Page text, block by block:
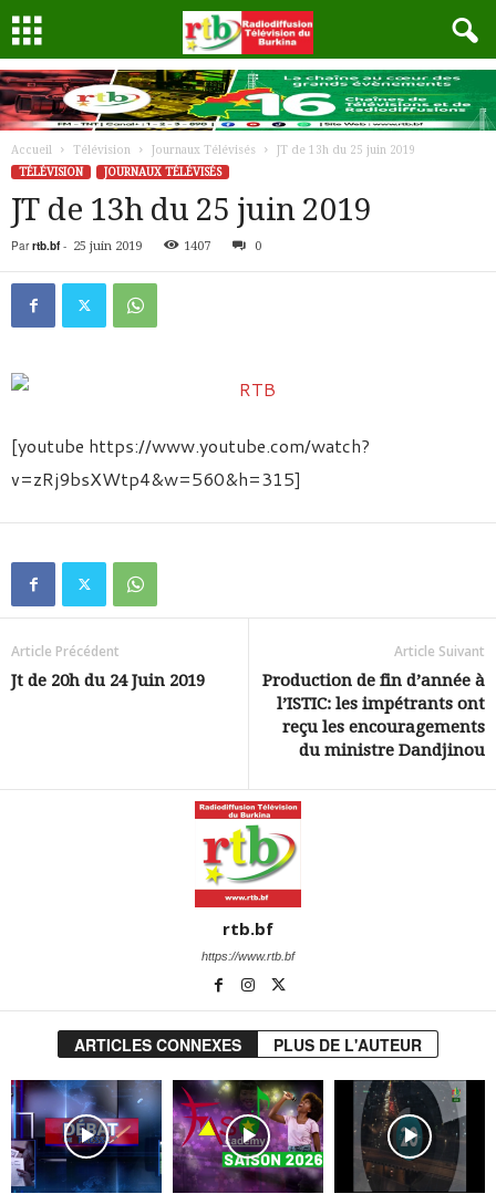
Accueil Télévision Journaux Télévisés
JT de 13h du 25 juin 2019
TÉLÉVISION
JOURNAUX TÉLÉVISÉS
JT de 13h du 25 juin 2019
Par rtb.bf- 25 juin 2019 1407 0
[youtube https://www.youtube.com/watch?
v=zRj9bsXWtp4&w=560&h=315]
Article Précédent
Jt de 20h du 24 Juin 2019
Article Suivant
Production de fin d’année à
l’ISTIC: les impétrants ont
reçu les encouragements
du ministre Dandjinou
rtb.bf
https://www.rtb.bf
ARTICLES CONNEXES PLUS DE L'AUTEUR